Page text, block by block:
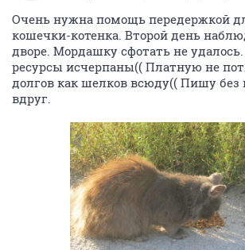
Очень нужна помощь передержкой
кошечки-котенка. Второй день
дворе. Мордашку сфотать не
ресурсы исчерпаны(( Платную не
долгов как шелков всюду(( Пишу
вдруг.